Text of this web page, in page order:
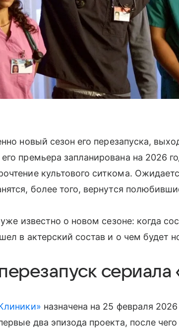
новый сезон его перезапуска,
премьера запланирована на 2026
культового ситкома.
более того, вернутся
известно о новом сезоне: когда
в актерский состав и о чем будет
сериала
назначена на 25 февраля
два эпизода проекта, после